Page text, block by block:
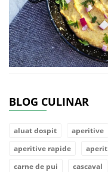
BLOG CULINAR
aluat dospit aperitive
aperitive rapide
carne de pui
cascaval